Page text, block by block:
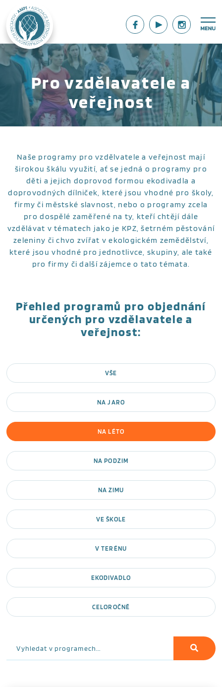
Pro vzdělavatele a
veřejnost
Naše programy pro vzdělvatele a veřejnost mají
širokou škálu využití, ať se jedná o programy pro
děti a jejich doprovod formou ekodivadla a
doprovodných dílniček, které jsou vhodné pro školy,
firmy či městské slavnost, nebo o programy zcela
pro dospělé zaměřené na ty, kteří chtějí dále
vzdělávat v tématech jako je KPZ, šetrném pěstování
zeleniny či chvo zvířat v ekologickém zemědělství,
které jsou vhodné pro jednotlivce, skupiny, ale také
pro firmy či další zájemce o tato témata.
Přehled programů pro objednání
určených pro vzdělavatele a
veřejnost:
VŠE
NA JARO
NA LÉTO
NA PODZIM
NA ZIMU
VE ŠKOLE
V TERÉNU
EKODIVADLO
CELOROČNĚ